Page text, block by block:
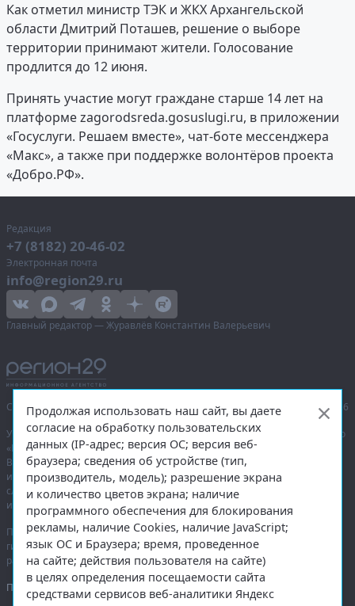
Как отметил министр ТЭК и ЖКХ Архангельской
области Дмитрий Поташев, решение о выборе
территории принимают жители. Голосование
продлится до 12 июня.
Принять участие могут граждане старше 14 лет на
платформе zagorodsreda.gosuslugi.ru, в приложении
«Госуслуги. Решаем вместе», чат-боте мессенджера
«Макс», а также при поддержке волонтёров проекта
«Добро.РФ».
Редакция
+7 (8182) 20-46-02
Электронная почта
info@region29.ru
Главный редактор — Журавлёв Константин Валерьевич
Сетевое издание «Информационное агентство Регион 29»,
© 2016–2026
Учредитель — общество с ограниченной ответственностью «Агентство
«Правда Севера».
Выписка из реестра зарегистрированных средств массовой
информации:ЭЛ № ФС 77-74226от 09.11.2018 выдано Федеральной
службой по надзору в сфере связи, информационных технологий
и массовых коммуникаций (Роскомнадзор).
При полном или частичном использовании любых материалов
гиперссылка на region29.ruобязательна. Копирование материалов без
разрешения администрации сайта запрещено.
Правовая информация
Продолжая использовать наш сайт, вы даете
согласие на обработку пользовательских
данных (IP-адрес; версия ОС; версия веб-
браузера; сведения об устройстве (тип,
производитель, модель); разрешение экрана
и количество цветов экрана; наличие
программного обеспечения для блокирования
рекламы, наличие Cookies, наличие JavaScript;
язык ОС и Браузера; время, проведенное
на сайте; действия пользователя на сайте)
в целях определения посещаемости сайта
средствами сервисов веб-аналитики Яндекс